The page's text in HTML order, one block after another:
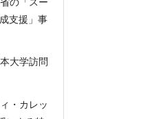
の「スー
支援」事
大学訪問
・カレッ